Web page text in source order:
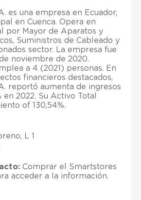
es una empresa en Ecuador,
en Cuenca. Opera en
por Mayor de Aparatos y
Suministros de Cableado y
sector. La empresa fue
noviembre de 2020.
a 4 (2021) personas. En
financieros destacados,
reportó aumenta de ingresos
en 2022. Su Activo Total
of 130,54%.
L 1
Comprar el Smartstores
acceder a la información.